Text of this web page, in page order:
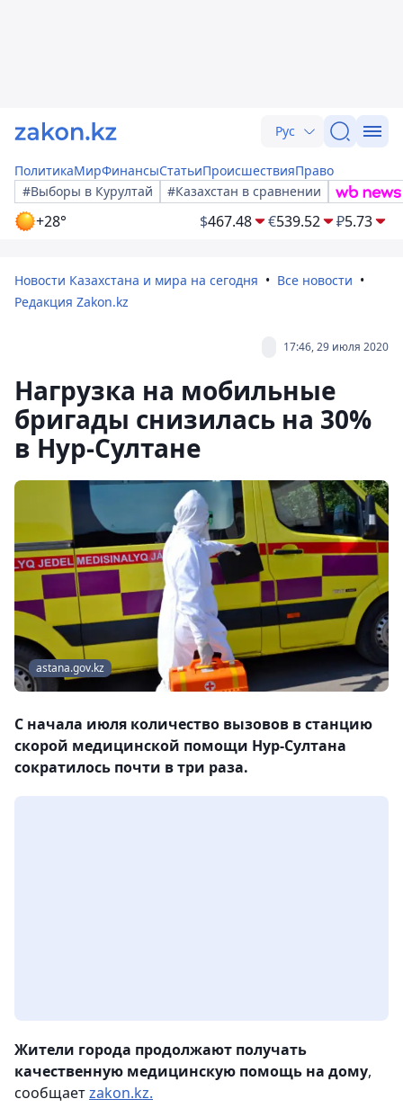
Рус
ПолитикаМирФинансыСтатьиПроисшествияПраво
#Выборы в Курултай
#Казахстан в сравнении
+28° $467.48 €539.52 ₽5.73
Новости Казахстана и мира на сегодня
Все новости
Редакция Zakon.kz
17:46, 29 июля 2020
Нагрузка на мобильные
бригады снизилась на 30%
в Нур-Султане
astana.gov.kz
С начала июля количество вызовов в станцию
скорой медицинской помощи Нур-Султана
сократилось почти в три раза.
Жители города продолжают получать
качественную медицинскую помощь на дому,
сообщаетzakon.kz.